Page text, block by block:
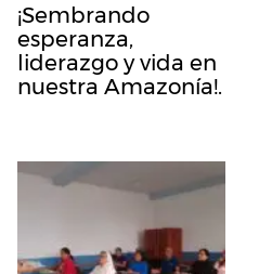
¡Sembrando
esperanza,
liderazgo y vida en
nuestra Amazonía!.